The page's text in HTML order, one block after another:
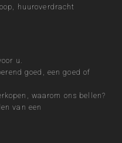
huuroverdracht
u.
goed, een goed of
waarom ons bellen?
van een